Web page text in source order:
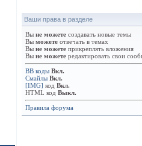
Ваши права в разделе
Вы не можете создавать новые темы
Вы можете отвечать в темах
Вы не можете прикреплять вложения
Вы не можете редактировать свои
BB коды Вкл.
Смайлы Вкл.
[IMG] код Вкл.
HTML код Выкл.
Правила форума